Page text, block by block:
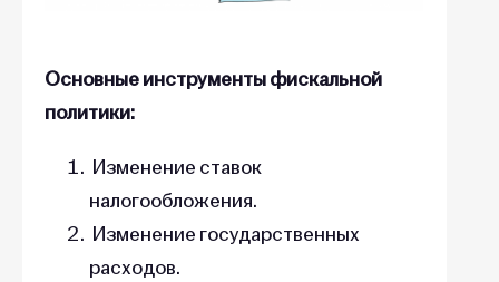
Основные инструменты фискальной
политики:
Изменение ставок
налогообложения.
Изменение государственных
расходов.